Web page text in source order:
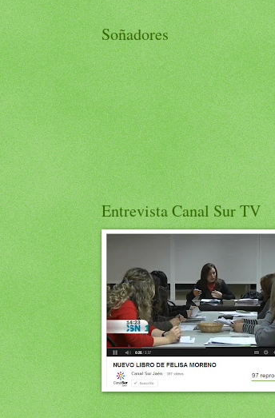
Soñadores
Entrevista Canal Sur TV